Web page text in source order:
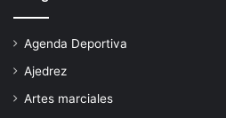
Agenda Deportiva
Ajedrez
Artes marciales